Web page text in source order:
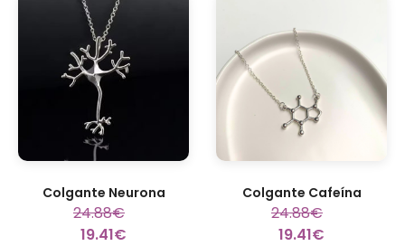
Colgante Neurona
24.88€
19.41€
Colgante Cafeína
24.88€
19.41€